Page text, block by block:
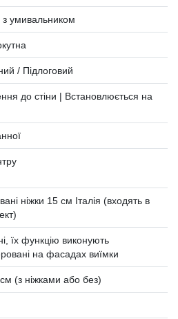
умивальником
/ Підлоговий
до стіни | Встановлюється на
ніжки 15 см Італія (входять в
їх функцію виконують
на фасадах виїмки
(з ніжками або без)